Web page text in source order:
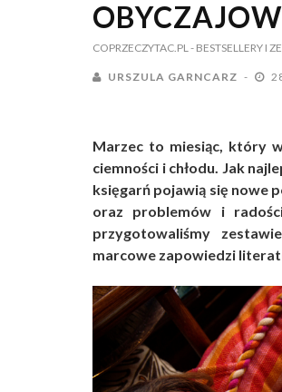
COPRZECZYTAC.PL- BESTSELLERY I
URSZULA GARNCARZ
Marzec to miesiąc, który
ciemności i chłodu. Jak
księgarń pojawią się nowe
oraz problemów i
przygotowaliśmy
marcowe zapowiedzi